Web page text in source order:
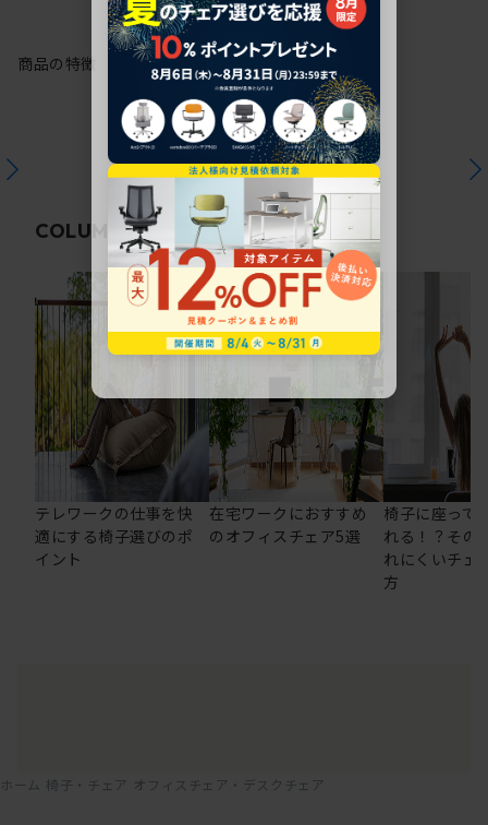
商品の特徴
COLUMN 関連コラム
テレワークの仕事を快
適にする椅子選びのポ
イント
在宅ワークにおすすめ
のオフィスチェア5選
椅子に座って
れる！？その
れにくいチェ
方
ホーム 椅子・チェア オフィスチェア・デスクチェア